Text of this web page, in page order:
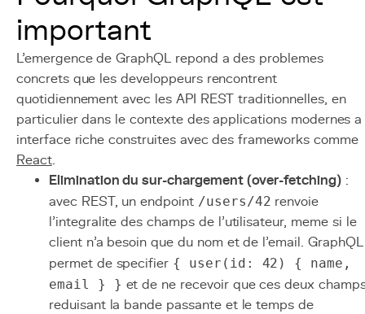
important
L'emergence de GraphQL repond a des problemes
concrets que les developpeurs rencontrent
quotidiennement avec les API REST traditionnelles, en
particulier dans le contexte des applications modernes a
interface riche construites avec des frameworks comme
React.
Elimination du sur-chargement (over-fetching):
avec REST, un endpoint /users/42 renvoie
l'integralite des champs de l'utilisateur, meme si le
client n'a besoin que du nom et de l'email. GraphQL
permet de specifier { user(id: 42) { name,
email } } et de ne recevoir que ces deux
reduisant la bande passante et le temps de